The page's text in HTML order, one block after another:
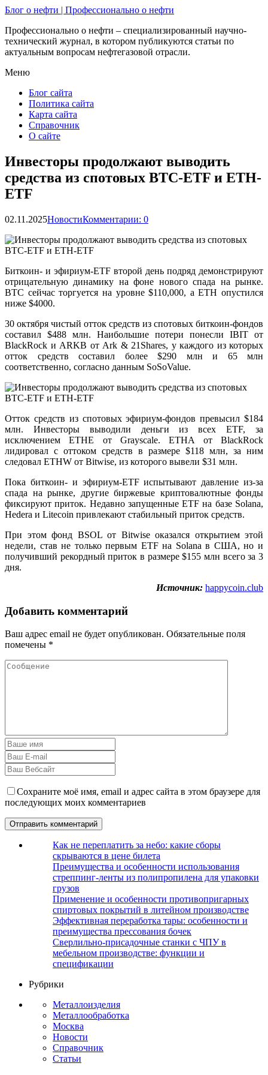
Блог о нефти | Профессионально о нефти
Профессионально о нефти – специализированный научно-
технический журнал, в котором публикуются статьи по
актуальным вопросам нефтегазовой отрасли.
Меню
Блог сайта
Политика сайта
Карта сайта
Справочник
О сайте
Инвесторы продолжают выводить
средства из спотовых BTC-ETF и ETH-
ETF
02.11.2025НовостиКомментарии: 0
Биткоин- и эфириум-ETF второй день подряд демонстрируют
отрицательную динамику на фоне нового спада на рынке.
BTC сейчас торгуется на уровне $110,000, а ETH опустился
ниже $4000.
30 октября чистый отток средств из спотовых биткоин-фондов
составил $488 млн. Наибольшие потери понесли IBIT от
BlackRock и ARKB от Ark & 21Shares, у каждого из которых
отток средств составил более $290 млн и 65 млн
соответственно, согласно данным SoSoValue.
Отток средств из спотовых эфириум-фондов превысил $184
млн. Инвесторы выводили деньги из всех ETF, за
исключением ETHE от Grayscale. ETHA от BlackRock
лидировал с оттоком средств в размере $118 млн, за ним
следовал ETHW от Bitwise, из которого вывели $31 млн.
Пока биткоин- и эфириум-ETF испытывают давление из-за
спада на рынке, другие биржевые криптовалютные фонды
фиксируют приток. Недавно запущенные ETF на базе Solana,
Hedera и Litecoin привлекают стабильный приток средств.
При этом фонд BSOL от Bitwise оказался открытием этой
недели, став не только первым ETF на Solana в США, но и
получивший рекордный приток в размере $155 млн всего за 3
дня.
Источник: happycoin.club
Добавить комментарий
Ваш адрес email не будет опубликован. Обязательные поля
помечены *
Сохраните моё имя, email и адрес сайта в этом браузере для
последующих моих комментариев
Как не переплатить за небо: какие сборы
скрываются в цене билета
Преимущества и особенности использования
стреппинг-ленты из полипропилена для упаковки
грузов
Применение и особенности противопригарных
спиртовых покрытий в литейном производстве
Эффективная переработка тары: особенности и
преимущества прессования бочек
Сверлильно-присадочные станки с ЧПУ в
мебельном производстве: функции и
спецификации
Рубрики
Металлоизделия
Металлообработка
Москва
Новости
Справочник
Статьи